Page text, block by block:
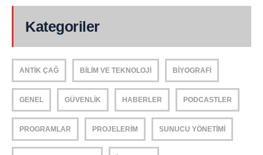
Kategoriler
ANTIK ÇAĞ BILIM VE TEKNOLOJI BIYOGRAFI
GENEL GÜVENLIK HABERLER PODCASTLER
PROGRAMLAR PROJELERIM SUNUCU YÖNETIMI